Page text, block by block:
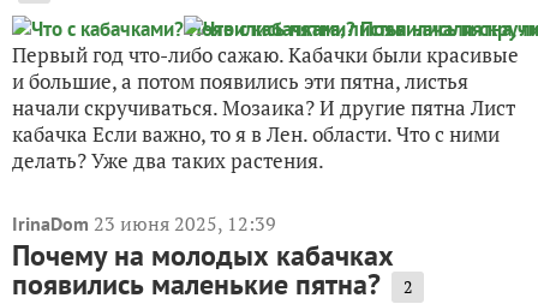
Первый год что-либо сажаю. Кабачки были красивые
и большие, а потом появились эти пятна, листья
начали скручиваться. Мозаика? И другие пятна Лист
кабачка Если важно, то я в Лен. области. Что с ними
делать? Уже два таких растения.
IrinaDom 23 июня 2025, 12:39
Почему на молодых кабачках
появились маленькие пятна? 2